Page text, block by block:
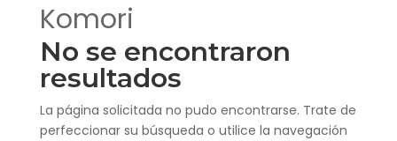
Komori
No se encontraron
resultados
La página solicitada no pudo encontrarse. Trate de
perfeccionar su búsqueda o utilice la navegación